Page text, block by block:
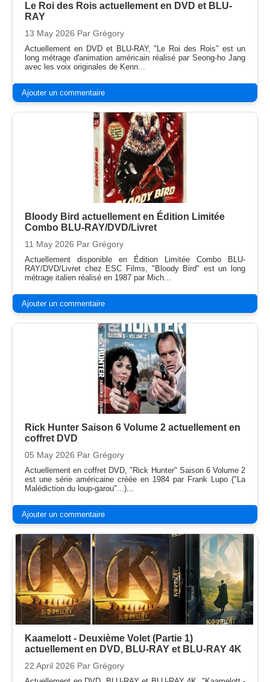
Le Roi des Rois actuellement en DVD et BLU-
RAY
13 May 2026 Par Grégory
Actuellement en DVD et BLU-RAY, "Le Roi des Rois" est un
long métrage d'animation américain réalisé par Seong-ho Jang
avec les voix originales de Kenn...
Ajouter un commentaire
Bloody Bird actuellement en Édition Limitée
Combo BLU-RAY/DVD/Livret
11 May 2026 Par Grégory
Actuellement disponible en Édition Limitée Combo BLU-
RAY/DVD/Livret chez ESC Films, "Bloody Bird" est un long
métrage italien réalisé en 1987 par Mich...
Ajouter un commentaire
Rick Hunter Saison 6 Volume 2 actuellement en
coffret DVD
05 May 2026 Par Grégory
Actuellement en coffret DVD, "Rick Hunter" Saison 6 Volume 2
est une série américaine créée en 1984 par Frank Lupo ("La
Malédiction du loup-garou"...)...
Ajouter un commentaire
Kaamelott - Deuxième Volet (Partie 1)
actuellement en DVD, BLU-RAY et BLU-RAY 4K
22 April 2026 Par Grégory